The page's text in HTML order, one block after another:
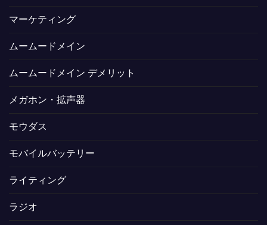
マーケティング
ムームードメイン
ムームードメイン デメリット
メガホン・拡声器
モウダス
モバイルバッテリー
ライティング
ラジオ